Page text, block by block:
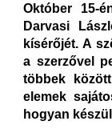
Október 15-
Darvasi
kísérőjét. A
a szerzővel
többek
elemek
hogyan